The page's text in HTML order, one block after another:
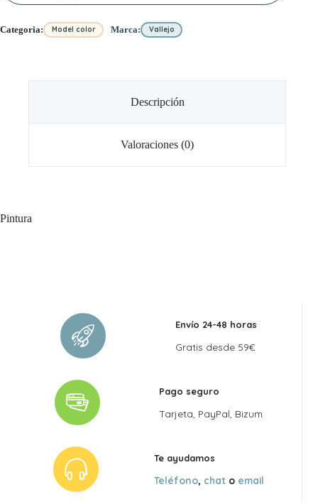
Categoria: Model color Marca: Vallejo
Descripción
Valoraciones (0)
Pintura
Envío 24-48 horas
Gratis desde 59€
Pago seguro
Tarjeta, PayPal, Bizum
Te ayudamos
Teléfono, chat o email